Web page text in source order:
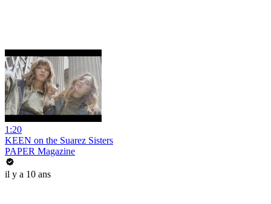
1:20
KEEN on the Suarez Sisters
PAPER Magazine
il y a 10 ans